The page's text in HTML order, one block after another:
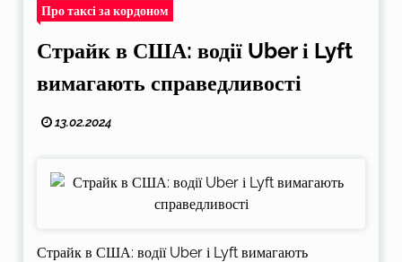
Про таксі за кордоном
Страйк в США: водії Uber і Lyft
вимагають справедливості
13.02.2024
Страйк в США: водії Uber і Lyft вимагають